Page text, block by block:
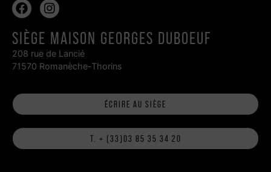
SIÈGE MAISON GEORGES DUBOEUF
208 rue de Lancié
71570 Romanèche-Thorins
T. + (33)03 85 35 34 20
ÉCRIRE AU SIÈGE